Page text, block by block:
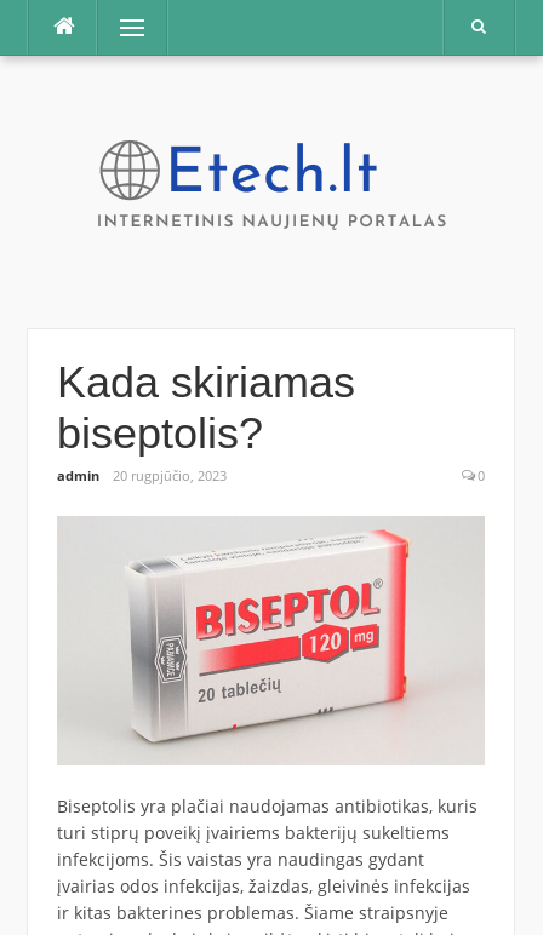
Praleisti
Meniu
Kada skiriamas
biseptolis?
admin 20 rugpjūčio, 2023 0
Biseptolis yra plačiai naudojamas antibiotikas, kuris
turi stiprų poveikį įvairiems bakterijų sukeltiems
infekcijoms. Šis vaistas yra naudingas gydant
įvairias odos infekcijas, žaizdas, gleivinės infekcijas
ir kitas bakterines problemas. Šiame straipsnyje